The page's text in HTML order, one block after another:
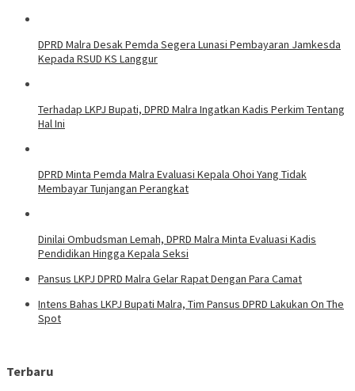
DPRD Malra Desak Pemda Segera Lunasi Pembayaran Jamkesda
Kepada RSUD KS Langgur
Terhadap LKPJ Bupati, DPRD Malra Ingatkan Kadis Perkim Tentang
Hal Ini
DPRD Minta Pemda Malra Evaluasi Kepala Ohoi Yang Tidak
Membayar Tunjangan Perangkat
Dinilai Ombudsman Lemah, DPRD Malra Minta Evaluasi Kadis
Pendidikan Hingga Kepala Seksi
Pansus LKPJ DPRD Malra Gelar Rapat Dengan Para Camat
Intens Bahas LKPJ Bupati Malra, Tim Pansus DPRD Lakukan On The
Spot
Terbaru